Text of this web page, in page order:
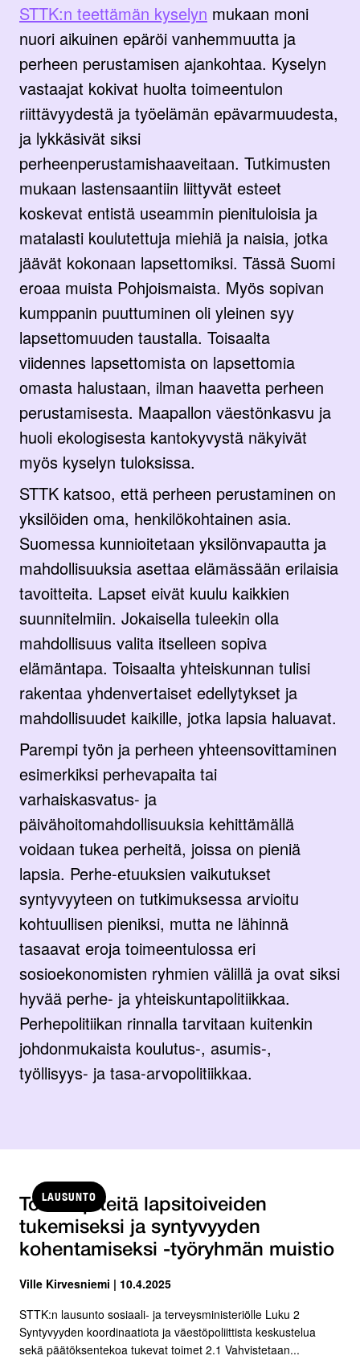
STTK:n teettämän kyselyn mukaan moni
nuori aikuinen epäröi vanhemmuutta ja
perheen perustamisen ajankohtaa. Kyselyn
vastaajat kokivat huolta toimeentulon
riittävyydestä ja työelämän epävarmuudesta,
ja lykkäsivät siksi
perheenperustamishaaveitaan. Tutkimusten
mukaan lastensaantiin liittyvät esteet
koskevat entistä useammin pienituloisia ja
matalasti koulutettuja miehiä ja naisia, jotka
jäävät kokonaan lapsettomiksi. Tässä Suomi
eroaa muista Pohjoismaista. Myös sopivan
kumppanin puuttuminen oli yleinen syy
lapsettomuuden taustalla. Toisaalta
viidennes lapsettomista on lapsettomia
omasta halustaan, ilman haavetta perheen
perustamisesta. Maapallon väestönkasvu ja
huoli ekologisesta kantokyvystä näkyivät
myös kyselyn tuloksissa.
STTK katsoo, että perheen perustaminen on
yksilöiden oma, henkilökohtainen asia.
Suomessa kunnioitetaan yksilönvapautta ja
mahdollisuuksia asettaa elämässään erilaisia
tavoitteita. Lapset eivät kuulu kaikkien
suunnitelmiin. Jokaisella tuleekin olla
mahdollisuus valita itselleen sopiva
elämäntapa. Toisaalta yhteiskunnan tulisi
rakentaa yhdenvertaiset edellytykset ja
mahdollisuudet kaikille, jotka lapsia haluavat.
Parempi työn ja perheen yhteensovittaminen
esimerkiksi perhevapaita tai
varhaiskasvatus- ja
päivähoitomahdollisuuksia kehittämällä
voidaan tukea perheitä, joissa on pieniä
lapsia. Perhe-etuuksien vaikutukset
syntyvyyteen on tutkimuksessa arvioitu
kohtuullisen pieniksi, mutta ne lähinnä
tasaavat eroja toimeentulossa eri
sosioekonomisten ryhmien välillä ja ovat siksi
hyvää perhe- ja yhteiskuntapolitiikkaa.
Perhepolitiikan rinnalla tarvitaan kuitenkin
johdonmukaista koulutus-, asumis-,
työllisyys- ja tasa-arvopolitiikkaa.
LAUSUNTO
Toimenpiteitä lapsitoiveiden
tukemiseksi ja syntyvyyden
kohentamiseksi -työryhmän muistio
Ville Kirvesniemi | 10.4.2025
STTK:n lausunto sosiaali- ja terveysministeriölle Luku 2
Syntyvyyden koordinaatiota ja väestöpoliittista keskustelua
sekä päätöksentekoa tukevat toimet 2.1 Vahvistetaan...